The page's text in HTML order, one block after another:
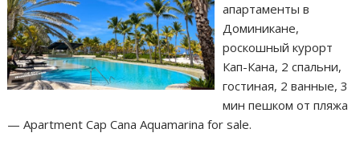
апартаменты в
Доминикане,
роскошный курорт
Кап-Кана, 2 спальни,
гостиная, 2 ванные, 3
мин пешком от пляжа
— Apartment Cap Cana Aquamarina for sale.